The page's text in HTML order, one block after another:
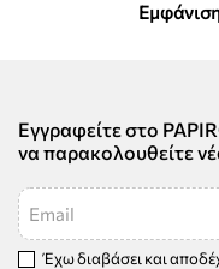
Εμφάνιση
Εγγραφείτε στο
να παρακολουθείτε
Email
Έχω διαβάσει και